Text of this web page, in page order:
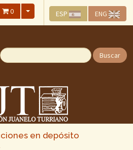
ESP ENG
0
Buscar
en depósito